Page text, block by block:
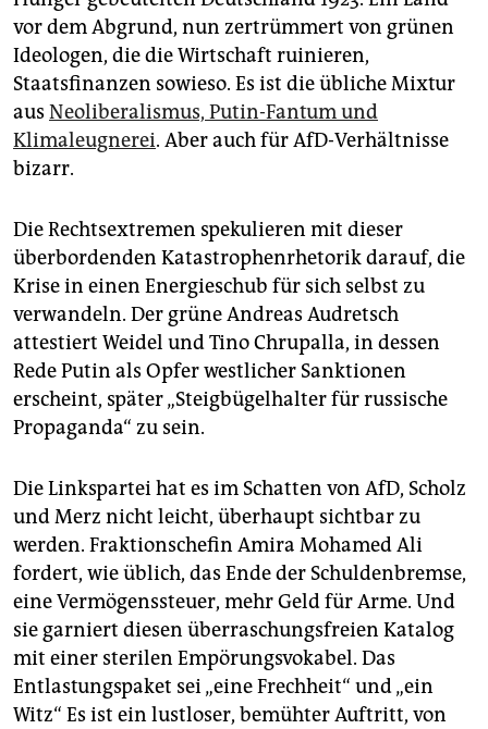
vor dem Abgrund, nun zertrümmert von grünen
Ideologen, die die Wirtschaft ruinieren,
Staatsfinanzen sowieso. Es ist die übliche Mixtur
aus Neoliberalismus, Putin-Fantum und
Klimaleugnerei. Aber auch für AfD-Verhältnisse
bizarr.
Die Rechtsextremen spekulieren mit dieser
überbordenden Katastrophenrhetorik darauf, die
Krise in einen Energieschub für sich selbst zu
verwandeln. Der grüne Andreas Audretsch
attestiert Weidel und Tino Chrupalla, in dessen
Rede Putin als Opfer westlicher Sanktionen
erscheint, später „Steigbügelhalter für russische
Propaganda“ zu sein.
Die Linkspartei hat es im Schatten von AfD, Scholz
und Merz nicht leicht, überhaupt sichtbar zu
werden. Fraktionschefin Amira Mohamed Ali
fordert, wie üblich, das Ende der Schuldenbremse,
eine Vermögenssteuer, mehr Geld für Arme. Und
sie garniert diesen überraschungsfreien Katalog
mit einer sterilen Empörungsvokabel. Das
Entlastungspaket sei „eine Frechheit“ und „ein
Witz“ Es ist ein lustloser, bemühter Auftritt, von